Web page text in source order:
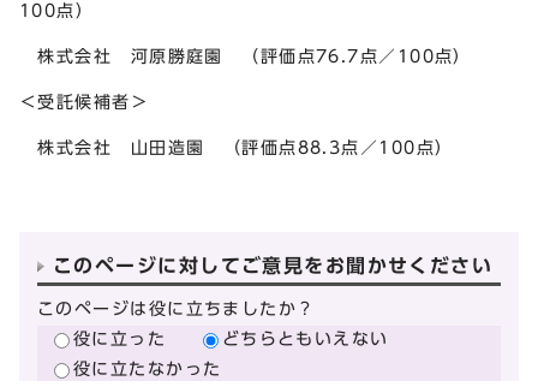
100点）
株式会社 河原勝庭園 （評価点76.7点／100点）
＜受託候補者＞
株式会社 山田造園 （評価点88.3点／100点）
このページに対してご意見をお聞かせください
このページは役に立ちましたか？
役に立った
どちらともいえない
役に立たなかった